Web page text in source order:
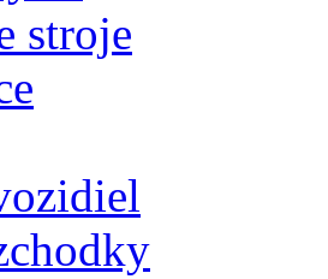
stroje